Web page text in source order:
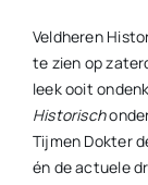
Veldheren
te zien op
leek ooit
Historisch
Tijmen Dokter
én de actuele